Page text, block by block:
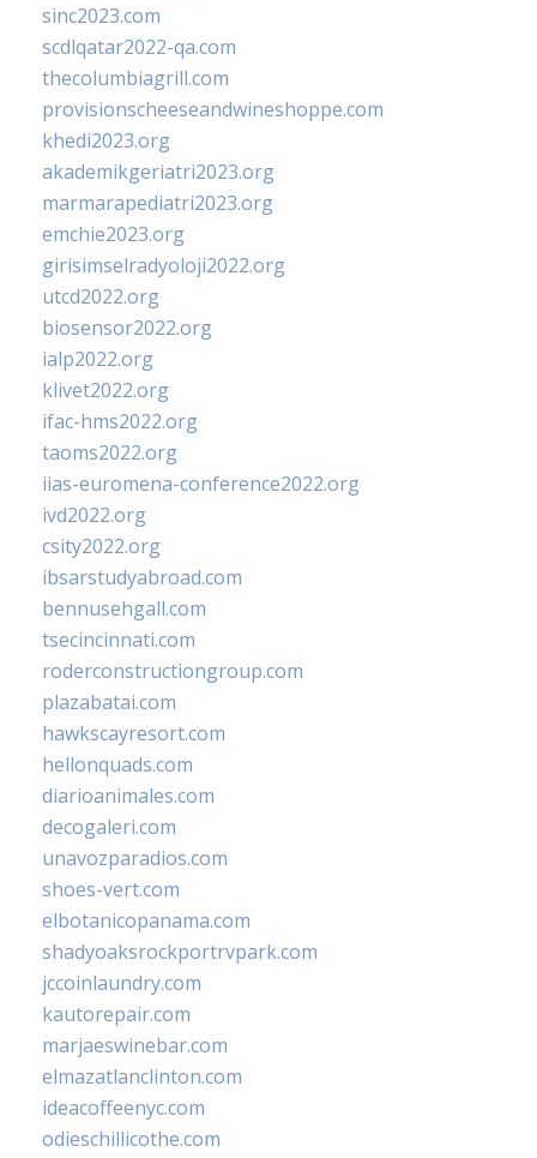
sinc2023.com
scdlqatar2022-qa.com
thecolumbiagrill.com
provisionscheeseandwineshoppe.com
khedi2023.org
akademikgeriatri2023.org
marmarapediatri2023.org
emchie2023.org
girisimselradyoloji2022.org
utcd2022.org
biosensor2022.org
ialp2022.org
klivet2022.org
ifac-hms2022.org
taoms2022.org
iias-euromena-conference2022.org
ivd2022.org
csity2022.org
ibsarstudyabroad.com
bennusehgall.com
tsecincinnati.com
roderconstructiongroup.com
plazabatai.com
hawkscayresort.com
hellonquads.com
diarioanimales.com
decogaleri.com
unavozparadios.com
shoes-vert.com
elbotanicopanama.com
shadyoaksrockportrvpark.com
jccoinlaundry.com
kautorepair.com
marjaeswinebar.com
elmazatlanclinton.com
ideacoffeenyc.com
odieschillicothe.com